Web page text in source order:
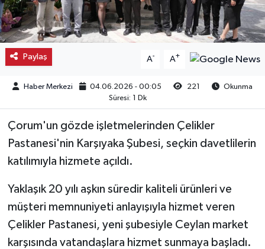
Paylaş A- A+
Haber Merkezi 04.06.2026 - 00:05 221
Okunma
Süresi: 1 Dk
Çorum'un gözde işletmelerinden Çelikler
Pastanesi'nin Karşıyaka Şubesi, seçkin davetlilerin
katılımıyla hizmete açıldı.
Yaklaşık 20 yılı aşkın süredir kaliteli ürünleri ve
müşteri memnuniyeti anlayışıyla hizmet veren
Çelikler Pastanesi, yeni şubesiyle Ceylan market
karşısında vatandaşlara hizmet sunmaya başladı.
Kargı
Laçin
Mecitözü
Oğuzlar
Ortaköy
Sungurlu